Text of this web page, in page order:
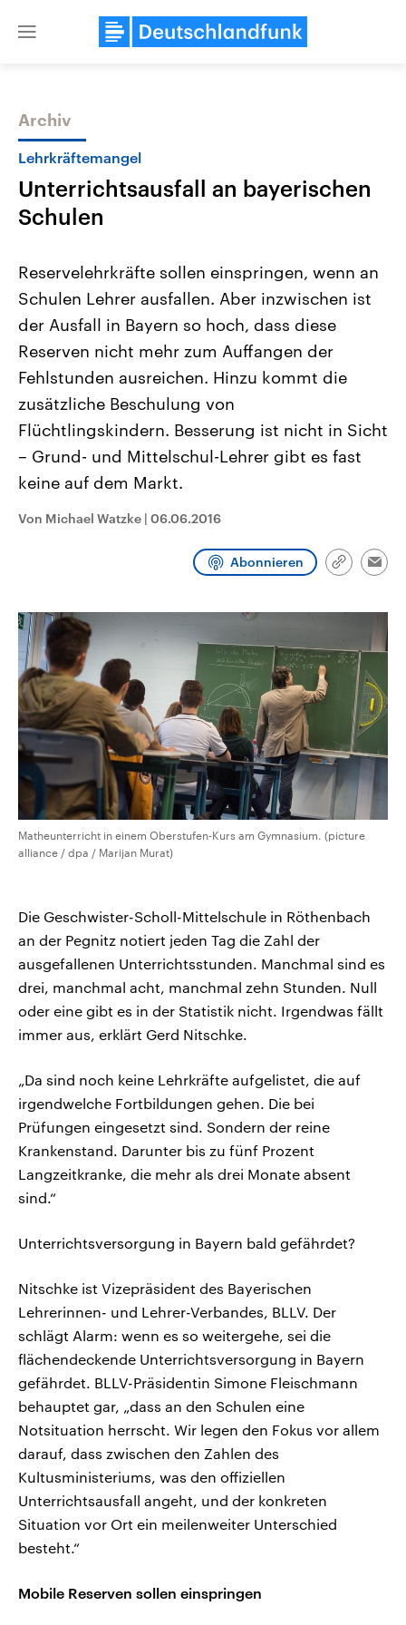
Close
Themen
Landtagswahl Sachsen-Anhalt
2026
Alle Informationen
Sachsen-Anhalt wählt am 6.
September 2026 einen neuen
Landtag. Seit 2021 wird das
Bundesland von einer Koalition aus
Umfragen, Prognosen,
Wahlprogramme, aktuelle Berichte
und Hintergründe zu den Parteien
und Kandidaten der anstehenden
Wahl.
USA
Aktuelle Beiträge,
Hintergründe
Wirtschaftlich und
gehören die Vereinigten
den mächtigsten Ländern
Sendungen Programm Podcasts
Archiv
Lehrkräftemangel
Unterrichtsausfall an bayerischen
Schulen
Reservelehrkräfte sollen einspringen, wenn an
Schulen Lehrer ausfallen. Aber inzwischen ist
der Ausfall in Bayern so hoch, dass diese
Reserven nicht mehr zum Auffangen der
Fehlstunden ausreichen. Hinzu kommt die
zusätzliche Beschulung von
Flüchtlingskindern. Besserung ist nicht in Sicht
– Grund- und Mittelschul-Lehrer gibt es fast
keine auf dem Markt.
Von Michael Watzke | 06.06.2016
Abonnieren
Link
Matheunterricht in einem Oberstufen-Kurs am Gymnasium. (picture
alliance / dpa / Marijan Murat)
Die Geschwister-Scholl-Mittelschule in Röthenbach
an der Pegnitz notiert jeden Tag die Zahl der
ausgefallenen Unterrichtsstunden. Manchmal sind es
drei, manchmal acht, manchmal zehn Stunden. Null
oder eine gibt es in der Statistik nicht. Irgendwas fällt
immer aus, erklärt Gerd Nitschke.
„Da sind noch keine Lehrkräfte aufgelistet, die auf
irgendwelche Fortbildungen gehen. Die bei
Prüfungen eingesetzt sind. Sondern der reine
Krankenstand. Darunter bis zu fünf Prozent
Langzeitkranke, die mehr als drei Monate absent
sind.“
Unterrichtsversorgung in Bayern bald gefährdet?
Nitschke ist Vizepräsident des Bayerischen
Lehrerinnen- und Lehrer-Verbandes, BLLV. Der
schlägt Alarm: wenn es so weitergehe, sei die
flächendeckende Unterrichtsversorgung in Bayern
gefährdet. BLLV-Präsidentin Simone Fleischmann
behauptet gar, „dass an den Schulen eine
Notsituation herrscht. Wir legen den Fokus vor allem
darauf, dass zwischen den Zahlen des
Kultusministeriums, was den offiziellen
Unterrichtsausfall angeht, und der konkreten
Situation vor Ort ein meilenweiter Unterschied
besteht.“
Mobile Reserven sollen einspringen